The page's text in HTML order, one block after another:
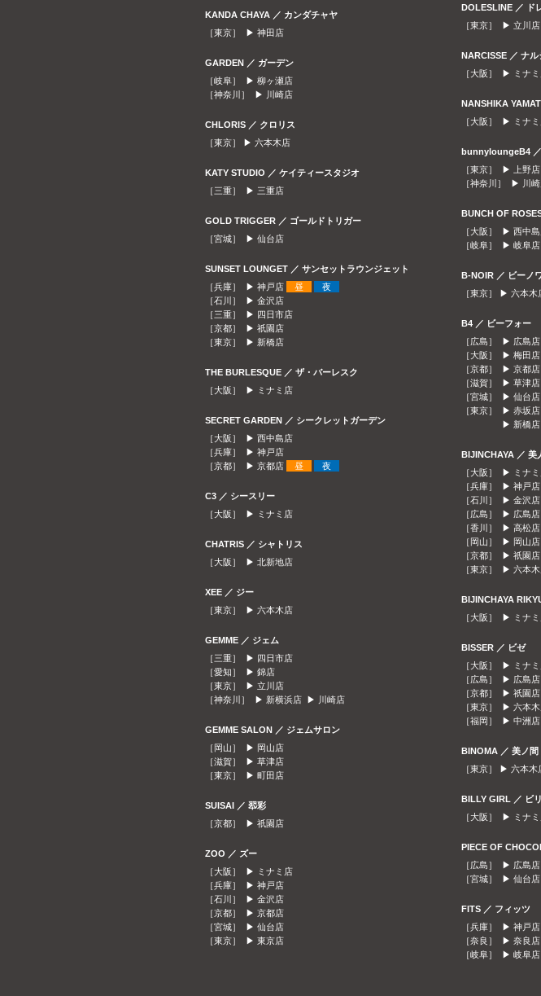
KANDA CHAYA ／ カンダチャヤ
［東京］ ▶ 神田店
GARDEN ／ ガーデン
［岐阜］ ▶ 柳ヶ瀬店
［神奈川］ ▶
川崎店
CHLORIS ／ クロリス
［東京］ ▶ 六本木店
KATY STUDIO ／ ケイティースタジオ
［三重］ ▶ 三重店
GOLD TRIGGER ／ ゴールドトリガー
［宮城］ ▶ 仙台店
SUNSET LOUNGET ／ サンセットラウンジェット
［兵庫］ ▶ 神戸店 昼
夜
［石川］ ▶ 金沢店
［三重］ ▶ 四日市店
［京都］ ▶ 祇園店
［東京］ ▶ 新橋店
THE BURLESQUE ／ ザ・バーレスク
［大阪］ ▶
ミナミ店
SECRET GARDEN ／ シークレットガーデン
［大阪］ ▶ 西中島店
［兵庫］ ▶ 神戸店
［京都］ ▶ 京都店 昼 夜
C3 ／ シースリー
［大阪］ ▶
ミナミ店
CHATRIS ／ シャトリス
［大阪］ ▶ 北新地店
XEE ／ ジー
［東京］ ▶ 六本木店
GEMME ／ ジェム
［三重］ ▶ 四日市店
［愛知］ ▶ 錦店
［東京］ ▶ 立川店
［神奈川］ ▶ 新横浜店 ▶ 川崎店
GEMME SALON ／ ジェムサロン
［岡山］ ▶ 岡山店
［滋賀］ ▶ 草津店
［東京］ ▶ 町田店
SUISAI ／ 翆彩
［京都］ ▶ 祇園店
ZOO ／ ズー
［大阪］ ▶
ミナミ店
［兵庫］ ▶ 神戸店
［石川］ ▶ 金沢店
［京都］ ▶ 京都店
［宮城］ ▶ 仙台店
［東京］ ▶ 東京店
DOLESLINE ／ ド
［東京］ ▶ 立川店
NARCISSE ／ ナル
［大阪］ ▶
ミナ
NANSHIKA
［大阪］ ▶
ミナ
bunnyloungeB4
［東京］ ▶
上野店
［神奈川］ ▶
川
BUNCH OF
［大阪］ ▶ 西中
［岐阜］ ▶ 岐阜店
B-NOIR ／ ビーノ
［東京］ ▶ 六本木
B4 ／ ビーフォー
［広島］ ▶ 広島店
［大阪］ ▶ 梅田店
［京都］ ▶ 京都店
［滋賀］ ▶ 草津店
［宮城］ ▶ 仙台店
［東京］ ▶ 赤坂店
▶ 新橋店
BIJINCHAYA ／ 美
［大阪］ ▶
ミナ
［兵庫］ ▶ 神戸店
［石川］ ▶ 金沢店
［広島］ ▶ 広島店
［香川］ ▶ 高松店
［岡山］ ▶ 岡山店
［京都］ ▶ 祇園店
［東京］ ▶ 六本
BIJINCHAYA
［大阪］ ▶
ミナ
BISSER ／ ビゼ
［大阪］ ▶
ミナ
［広島］ ▶ 広島店
［京都］ ▶ 祇園店
［東京］ ▶ 六本
［福岡］ ▶ 中洲店
BINOMA ／ 美ノ間
［東京］ ▶ 六本木
BILLY GIRL ／ ビ
［大阪］ ▶
ミナ
PIECE OF
［広島］ ▶ 広島店
［宮城］ ▶ 仙台店
FITS ／ フィッツ
［兵庫］ ▶ 神戸店
［奈良］ ▶ 奈良店
［岐阜］ ▶ 岐阜店